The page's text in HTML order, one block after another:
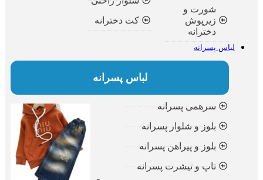
شورت و
زیرپوش
دخترانه
کت دخترانه
لباس پسرانه
لباس پسرانه
سرهمی پسرانه
بلوز و شلوار پسرانه
بلوز و پیراهن پسرانه
تاپ و تیشرت پسرانه